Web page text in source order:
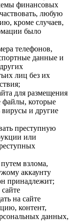
финансовых
любую
кроме случаев,
было
телефонов,
данные и
лиц без их
для размещения
файлы, которые
вирусы и другие
преступную
или
взлома,
аккаунту
принадлежит;
на сайте
контент,
данных,